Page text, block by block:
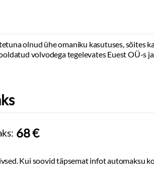
Katusereelingud:originaal
Välistemperatuuri näidik
olnud ühe omaniku kasutuses, sõites
volvodega tegelevates Euest OÜ-s
68 €
Kui soovid täpsemat infot automaksu